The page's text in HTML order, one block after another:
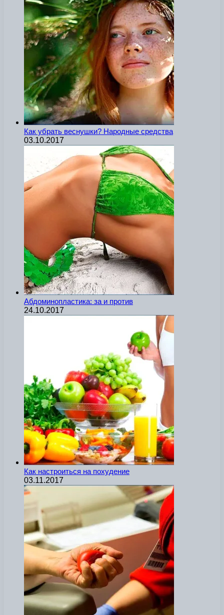
Как убрать веснушки? Народные средства
03.10.2017
Абдоминопластика: за и против
24.10.2017
Как настроиться на похудение
03.11.2017